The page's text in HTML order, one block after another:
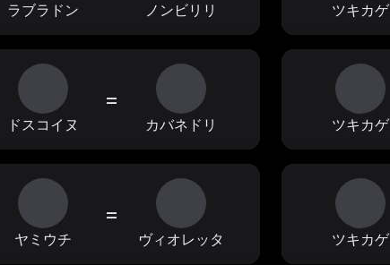
ラブラドン ノンビリリ ツキカゲ
ドスコイヌ
=
カバネドリ ツキカゲ
ヤミウチ
=
ヴィオレッタ ツキカゲ